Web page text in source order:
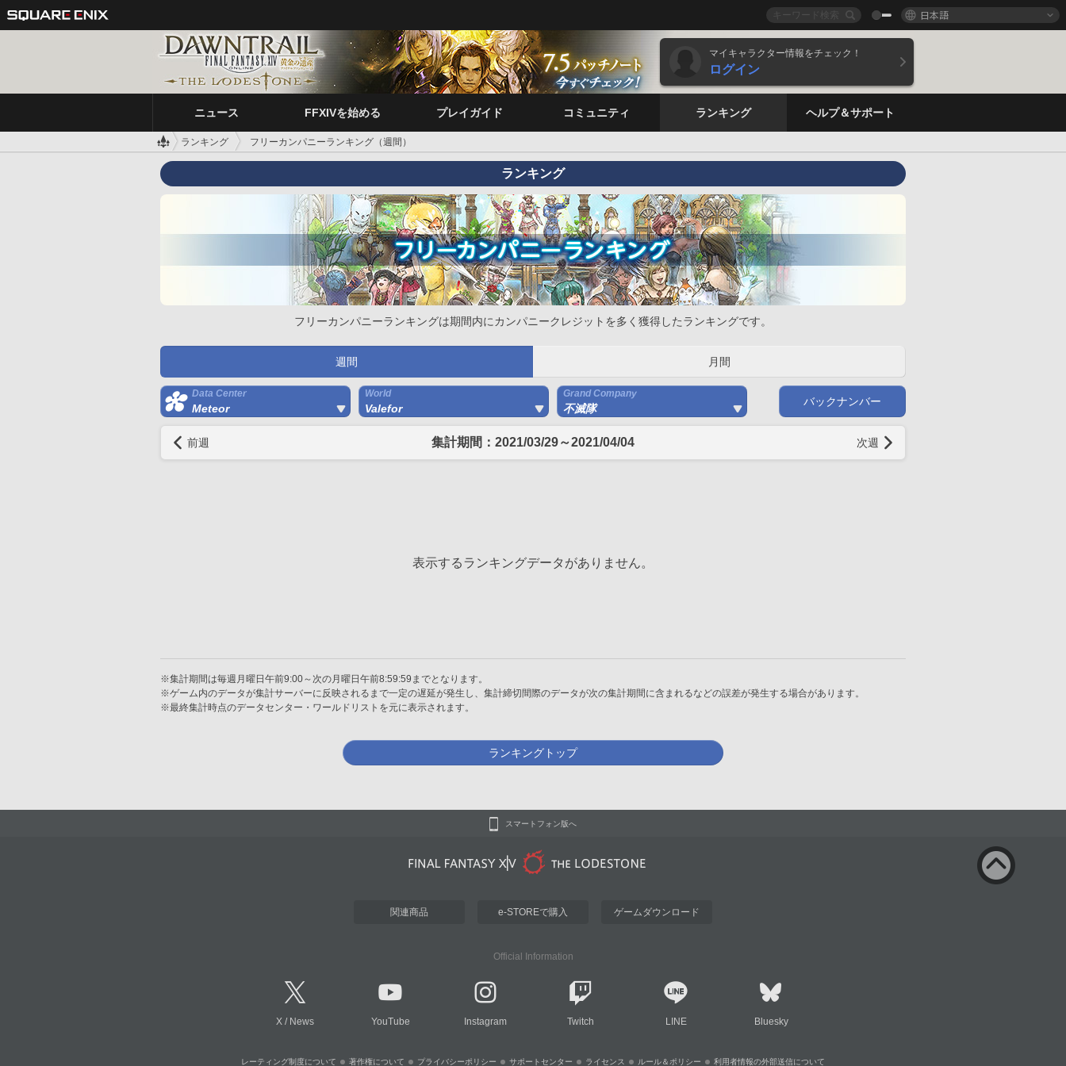
日本語
マイキャラクター情報をチェック！
ログイン
ニュース FFXIVを始める プレイガイド コミュニティ ランキング ヘルプ＆サポート
ランキング フリーカンパニーランキング（週間）
ランキング
フリーカンパニーランキングは期間内にカンパニークレジットを多く獲得したランキングです。
週間 月間
Data Center
Meteor
World
Valefor
Grand Company
不滅隊
バックナンバー
前週 集計期間：2021/03/29～2021/04/04 次週
表示するランキングデータがありません。
※集計期間は毎週月曜日午前9:00～次の月曜日午前8:59:59までとなります。
※ゲーム内のデータが集計サーバーに反映されるまで一定の遅延が発生し、集計締切間際のデータが次の集計期間に含まれるなどの誤差が発生する場合があります。
※最終集計時点のデータセンター・ワールドリストを元に表示されます。
ランキングトップ
スマートフォン版へ
関連商品 e-STOREで購入 ゲームダウンロード
Official Information
X / News YouTube Instagram Twitch LINE Bluesky
レーティング制度について 著作権について プライバシーポリシー サポートセンター ライセンス ルール＆ポリシー 利用者情報の外部送信について